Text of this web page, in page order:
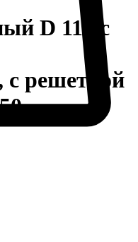
D 110 с
с решеткой